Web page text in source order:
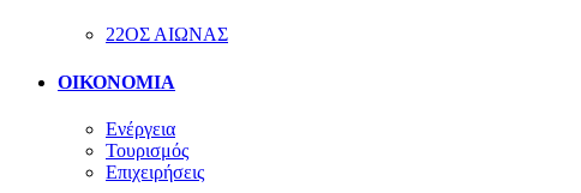
22ΟΣ ΑΙΩΝΑΣ
ΟΙΚΟΝΟΜΙΑ
Ενέργεια
Τουρισμός
Επιχειρήσεις